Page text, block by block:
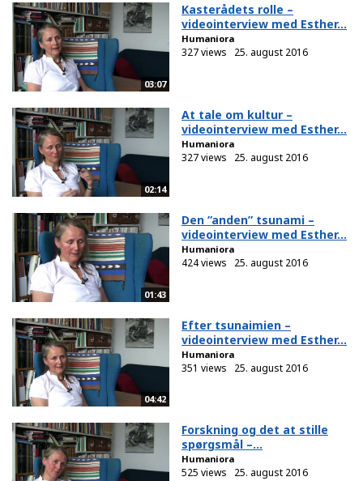
03:07
Kasterådets rolle –
videointerview med Esther...
Humaniora
327 views 25. august 2016
02:14
At tale om kultur –
videointerview med Esther...
Humaniora
327 views 25. august 2016
01:43
Den ”anden” tsunami –
videointerview med Esther...
Humaniora
424 views 25. august 2016
04:42
Efter tsunaimien –
videointerview med Esther...
Humaniora
351 views 25. august 2016
Forskning og det at stille
spørgsmål –...
Humaniora
525 views 25. august 2016